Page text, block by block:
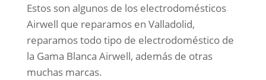
Estos son algunos de los electrodomésticos
Airwell que reparamos en Valladolid,
reparamos todo tipo de electrodoméstico de
la Gama Blanca Airwell, además de otras
muchas marcas.